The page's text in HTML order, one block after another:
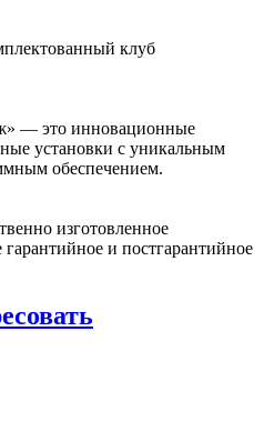
клуб
— это инновационные
установки с уникальным
обеспечением.
изготовленное
и постгарантийное